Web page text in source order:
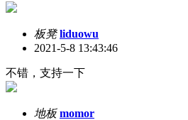
板凳 liduowu
2021-5-8 13:43:46
不错，支持一下
地板 momor